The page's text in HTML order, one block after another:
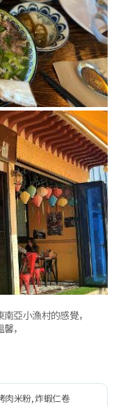
亞小漁村的感覺，
，
肉米粉, 炸蝦仁卷